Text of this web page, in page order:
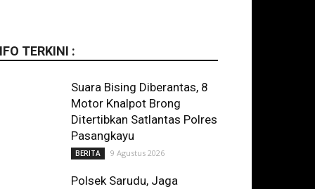
TERKINI :
Suara Bising Diberantas, 8
Motor Knalpot Brong
Ditertibkan Satlantas Polres
Pasangkayu
BERITA 9 Agustus 2026
Polsek Sarudu, Jaga